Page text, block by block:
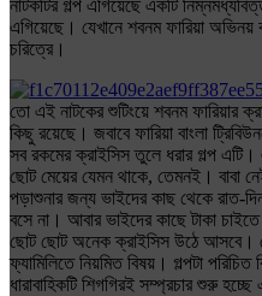
নাটকটির গল্প এগিয়েছে একটি
এগিয়েছে। যেখানে শবনম ফারিয়া অভিনয়
চরিত্রে।
তো এই নাটকের শুটিংয়ে শবনম ফারিয়ার
কিছু রয়েছে। জবাবে ফারিয়া বাংলা
সব রকমের ক্রাইসিস তুলে ধরার গল্প
ছোট মেয়ের যেমন থাকে, তেমনই। বাবা
পড়াশুনার জন্য ভাইদের কাছ থেকে রাত-
বসে না। আবার ভাইদের কাছে টাকা
ছোট ছোট অনেক ক্রাইসিস উঠে আসবে।
ফ্যামিলিতে নিয়মিত বিষয়। গল্পটা
ধারাবাহিকটি শিগগিরই সম্প্রচার শুরু হচ্ছে